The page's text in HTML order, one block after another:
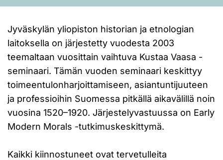
Jyväskylän yliopiston historian ja etnologian
laitoksella on järjestetty vuodesta 2003
teemaltaan vuosittain vaihtuva Kustaa Vaasa -
seminaari. Tämän vuoden seminaari keskittyy
toimeentulonharjoittamiseen, asiantuntijuuteen
ja professioihin Suomessa pitkällä aikavälillä noin
vuosina 1520–1920. Järjestelyvastuussa on Early
Modern Morals -tutkimuskeskittymä.
Kaikki kiinnostuneet ovat tervetulleita